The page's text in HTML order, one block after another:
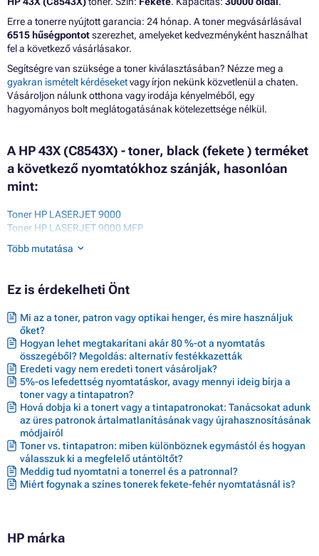
Erre a tonerre nyújtott garancia: 24 hónap. A toner megvásárlásával
6515 hűségpontotszerezhet, amelyeket kedvezményként használhat
fel a következő vásárlásakor.
Segítségre van szüksége a toner kiválasztásában? Nézze meg a
gyakran ismételt kérdéseketvagy írjon nekünk közvetlenül a chaten.
Vásároljon nálunk otthona vagy irodája kényelméből, egy
hagyományos bolt meglátogatásának kötelezettsége nélkül.
A HP 43X (C8543X) - toner, black (fekete ) terméket
a következő nyomtatókhoz szánják, hasonlóan
mint:
Toner HP LASERJET 9000
Toner HP LASERJET 9000 MFP
Toner HP LASERJET 9000DN
Toner HP LASERJET 9000HNS
Toner HP LASERJET 9000L MFP
Toner HP LASERJET 9040
Toner HP LASERJET 9040 MFP
Toner HP LASERJET 9040 SERIES
Toner HP LASERJET 9040DN
Toner HP LASERJET 9040N
Toner HP LASERJET 9050
Toner HP LASERJET 9050 MFP
Toner HP LASERJET 9050 SERIES
Toner HP LASERJET 9050DN
Toner HP LASERJET 9050N
Toner HP LASERJET M9040 MFP
Toner HP LASERJET M9050 MFP
Több mutatása
Ez is érdekelheti Önt
Mi az a toner, patron vagy optikai henger, és mire használjuk
őket?
Hogyan lehet megtakarítani akár 80 %-ot a nyomtatás
összegéből? Megoldás: alternatív festékkazetták
Eredeti vagy nem eredeti tonert vásároljak?
5%-os lefedettség nyomtatáskor, avagy mennyi ideig bírja a
toner vagy a tintapatron?
Hová dobja ki a tonert vagy a tintapatronokat: Tanácsokat adunk
az üres patronok ártalmatlanításának vagy újrahasznosításának
módjairól
Toner vs. tintapatron: miben különböznek egymástól és hogyan
válasszuk ki a megfelelő utántöltőt?
Meddig tud nyomtatni a tonerrel és a patronnal?
Miért fogynak a színes tonerek fekete-fehér nyomtatásnál is?
HP márka